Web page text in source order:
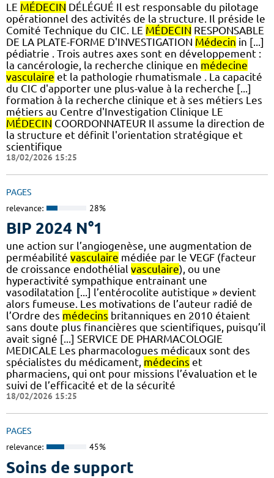
LE MÉDECIN DÉLÉGUÉ Il est responsable du pilotage
opérationnel des activités de la structure. Il préside le
Comité Technique du CIC. LE MÉDECIN RESPONSABLE
DE LA PLATE-FORME D'INVESTIGATION Médecin in [...]
pédiatrie . Trois autres axes sont en développement :
la cancérologie, la recherche clinique en médecine
vasculaire et la pathologie rhumatismale . La capacité
du CIC d'apporter une plus-value à la recherche [...]
formation à la recherche clinique et à ses métiers Les
métiers au Centre d'Investigation Clinique LE
MÉDECIN COORDONNATEUR Il assume la direction de
la structure et définit l'orientation stratégique et
scientifique
18/02/2026 15:25
PAGES
relevance: 28%
BIP 2024 N°1
une action sur l’angiogenèse, une augmentation de
perméabilité vasculaire médiée par le VEGF (facteur
de croissance endothélial vasculaire), ou une
hyperactivité sympathique entrainant une
vasodilatation [...] l’entérocolite autistique » devient
alors fumeuse. Les motivations de l’auteur radié de
l’Ordre des médecins britanniques en 2010 étaient
sans doute plus financières que scientifiques, puisqu’il
avait signé [...] SERVICE DE PHARMACOLOGIE
MEDICALE Les pharmacologues médicaux sont des
spécialistes du médicament, médecins et
pharmaciens, qui ont pour missions l’évaluation et le
suivi de l’efficacité et de la sécurité
18/02/2026 15:25
PAGES
relevance: 45%
Soins de support